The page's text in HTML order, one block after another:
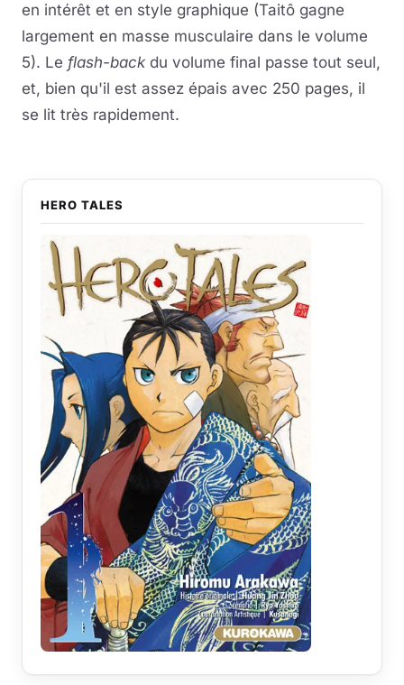
en intérêt et en style graphique (Taitô gagne
largement en masse musculaire dans le volume
5). Le flash-back du volume final passe tout seul,
et, bien qu'il est assez épais avec 250 pages, il
se lit très rapidement.
HERO TALES